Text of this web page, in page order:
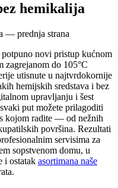
hemikalija
novi pristup kućnom
do 105°C
utisnute u najtvrdokornije
hemijskih sredstava i bez
upravljanju i šest
put možete prilagoditi
kojom radite — od nežnih
površina. Rezultati
servisima za
sopstvenom domu, u
i ostatak asortimana naše